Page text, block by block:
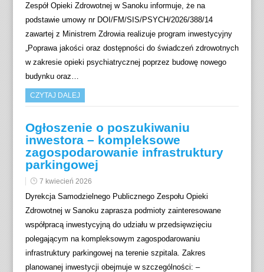
Zespół Opieki Zdrowotnej w Sanoku informuje, że na
podstawie umowy nr DOI/FM/SIS/PSYCH/2026/388/14
zawartej z Ministrem Zdrowia realizuje program inwestycyjny
„Poprawa jakości oraz dostępności do świadczeń zdrowotnych
w zakresie opieki psychiatrycznej poprzez budowę nowego
budynku oraz…
CZYTAJ DALEJ
Ogłoszenie o poszukiwaniu
inwestora – kompleksowe
zagospodarowanie infrastruktury
parkingowej
7 kwiecień 2026
Dyrekcja Samodzielnego Publicznego Zespołu Opieki
Zdrowotnej w Sanoku zaprasza podmioty zainteresowane
współpracą inwestycyjną do udziału w przedsięwzięciu
polegającym na kompleksowym zagospodarowaniu
infrastruktury parkingowej na terenie szpitala. Zakres
planowanej inwestycji obejmuje w szczególności: –